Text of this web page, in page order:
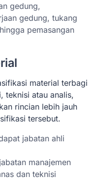
gedung,
gedung, tukang
pemasangan
material terbagi
teknisi atau analis,
rincian lebih jauh
tersebut.
jabatan ahli
manajemen
dan teknisi